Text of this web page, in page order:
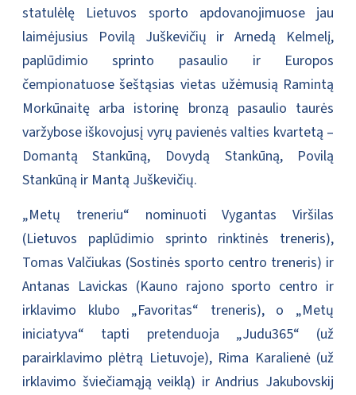
statulėlę Lietuvos sporto apdovanojimuose jau
laimėjusius Povilą Juškevičių ir Arnedą Kelmelį,
paplūdimio sprinto pasaulio ir Europos
čempionatuose šeštąsias vietas užėmusią Ramintą
Morkūnaitę arba istorinę bronzą pasaulio taurės
varžybose iškovojusį vyrų pavienės valties kvartetą –
Domantą Stankūną, Dovydą Stankūną, Povilą
Stankūną ir Mantą Juškevičių.
„Metų treneriu“ nominuoti Vygantas Viršilas
(Lietuvos paplūdimio sprinto rinktinės treneris),
Tomas Valčiukas (Sostinės sporto centro treneris) ir
Antanas Lavickas (Kauno rajono sporto centro ir
irklavimo klubo „Favoritas“ treneris), o „Metų
iniciatyva“ tapti pretenduoja „Judu365“ (už
parairklavimo plėtrą Lietuvoje), Rima Karalienė (už
irklavimo šviečiamąją veiklą) ir Andrius Jakubovskij